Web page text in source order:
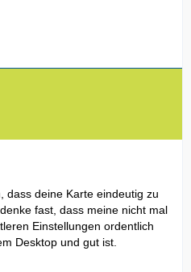
dass deine Karte eindeutig zu
fast, dass meine nicht mal
Einstellungen ordentlich
Desktop und gut ist.